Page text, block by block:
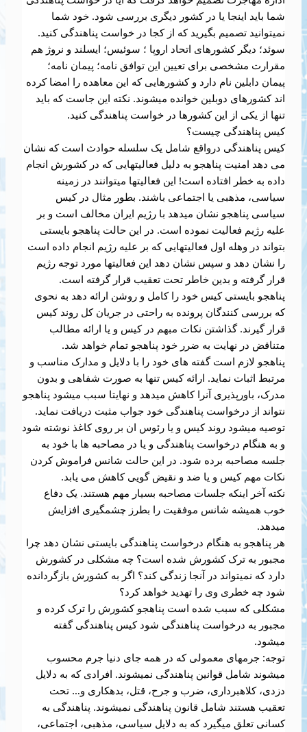
شما باید اینجا یا در کشور دیگری بررسی شود. خود شما
نمیتوانید تصمیم بگیرید که از کجا در خواست پناهندگی کنید.
سوئد؛ دیگر کشورهای اتحاد اروپا ؛ سوئیس؛ ایسلند و نروژ هم
مقرارت مشخصی برای تعیین این توافق نامه؛ پیمان نامه؛
پیمان دابلین نام دارد و کشورهایی که این معاهده را امضا کرده
اند کشورهای دوبلین خوانده میشوند. نکته این جاست که باید
تنها از یکی از این کشورها در خواست پناهندگی کنید.
کیس پناهندگی چیست؟
کیس پناهندگی درواقع شامل یک سلسله حوادث است که نشان
می دهد امنیت پناهجو به دلیل فعالیتهایی که در کشورش انجام
داده به خطر افتاده است! این فعالیتها میتوانند در زمینه
سیاسی، مذهبی یا اجتماعی باشند. بطور مثال در کیس
سیاسی پناهجو نشان میدهد با رژیم ایران مخالف است و بر
علیه رژیم فعالیت نموده است. در این حالت پناهجو بایستی
بتواند در وهله اول فعالیتهایی که بر علیه رژیم انجام داده است
را نشان دهد و سپس نشان دهد این فعالیتها مورد توجه رژیم
قرار گرفته و بدین خاطر تحت تعقیب قرار گرفته است.
پناهجو بایستی کیس خود را کامل و روشن ارائه دهد به نحوی
که بررسی کنندگان پرونده به راحتی در جریان کل روند کیس
قرار گیرند. گذاشتن نکات مبهم در کیس و یا ارائه مطالب
متناقض در نهایت به ضرر خود پناهجو تمام خواهد شد.
پناهجو لازم است گفته های خود را با دلایل و مدارک مناسب و
مرتبط اثبات نماید. ارائه کیس تنها به صورت شفاهی و بدون
مدرک، باورپذیری آنرا کاهش میدهد و نهایتا سبب میشود پناهجو
نتواند از درخواست پناهندگی خود جواب مثبت دریافت نماید.
توصیه میشود روند کیس و یا رئوس ان بر روی کاغذ نوشته شود
و به هنگام درخواست پناهندگی و یا در مصاحبه ها با خود به
جلسه مصاحبه برده شود. در این حالت شانس فراموش کردن
نکات مهم کیس و یا ضد و نقیض گویی کاهش می یابد.
نکته آخر اینکه جلسات مصاحبه بسیار مهم هستند. یک دفاع
خوب همیشه شانس موفقیت را بطرز چشمگیری افزایش
میدهد.
هر پناهجو به هنگام درخواست پناهندگی بایستی نشان دهد چرا
مجبور به ترک کشورش شده است؟ چه مشکلی در کشورش
دارد که نمیتواند در آنجا زندگی کند؟ اگر به کشورش بازگردانده
شود چه خطری وی را تهدید خواهد کرد؟
مشکلی که سبب شده است پناهجو کشورش را ترک کرده و
مجبور به درخواست پناهندگی شود کیس پناهندگی گفته
میشود.
توجه: جرمهای معمولی که در همه جای دنیا جرم محسوب
میشوند شامل قوانین پناهندگی نمیشوند. افرادی که به دلایل
دزدی، کلاهبرداری، ضرب و جرح، قتل، بدهکاری و… تحت
تعقیب هستند شامل قانون پناهندگی نمیشوند. پناهندگی به
کسانی تعلق میگیرد که به دلایل سیاسی، مذهبی، اجتماعی،